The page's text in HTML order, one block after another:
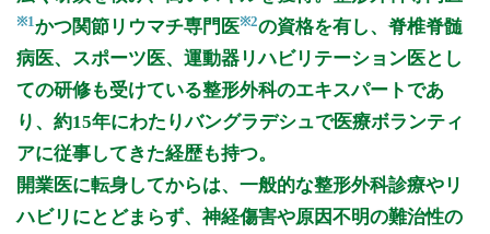
公式HPはこちら
初診受付
※1かつ関節リウマチ専門医※2の資格を有し、脊椎脊髄
病医、スポーツ医、運動器リハビリテーション医とし
ての研修も受けている整形外科のエキスパートであ
り、約15年にわたりバングラデシュで医療ボランティ
アに従事してきた経歴も持つ。
開業医に転身してからは、一般的な整形外科診療やリ
ハビリにとどまらず、神経傷害や原因不明の難治性の